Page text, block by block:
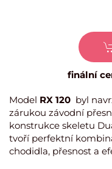
finální
Model RX 120 byl
zárukou závodní
konstrukce skeletu
tvoří perfektní
chodidla, přesnost a